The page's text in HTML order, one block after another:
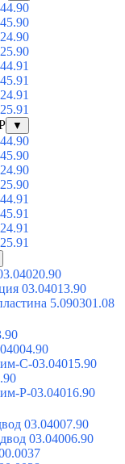
▼
03.04013.90
5.090301.08
С-03.04015.90
Р-03.04016.90
03.04007.90
03.04006.90